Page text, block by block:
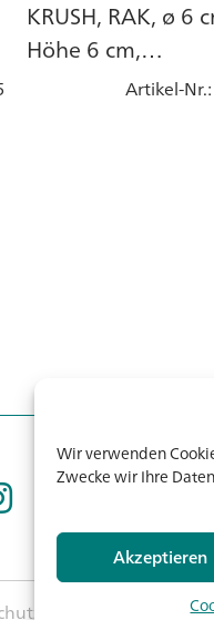
Wir verwenden
Zwecke wir Ihre
Akzeptieren
KRUSH, RAK, ø 6
Höhe 6 cm,
Seladongrün,
Artikel-Nr.